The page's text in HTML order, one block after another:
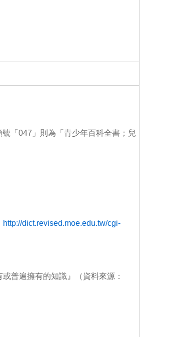
「047」則為「青少年百科全書；兒
http://dict.revised.moe.edu.tw/cgi-
普遍擁有的知識』（資料來源：